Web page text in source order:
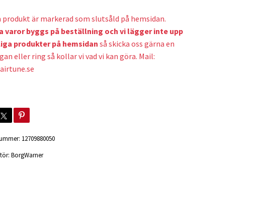
produkt är markerad som slutsåld på hemsidan.
varor byggs på beställning och vi lägger inte upp
produkter på hemsidan så skicka oss gärna en
eller ring så kollar vi vad vi kan göra. Mail:
12709880050
BorgWarner